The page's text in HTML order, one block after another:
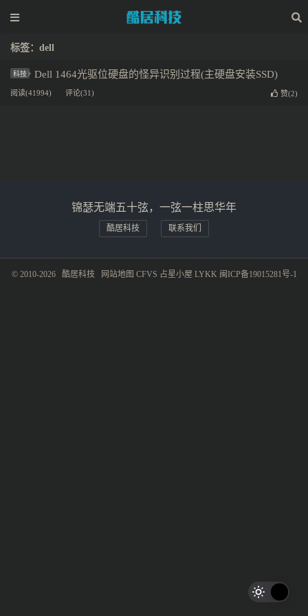
标签：dell
科技 Dell 1464光驱位硬盘的怪异识别过程(主硬盘安装SSD)
阅读(41994) 评论(31) 赞(2)
锦瑟无端五十弦，一弦一柱思华年
酷居科技 联系我们
© 2010-2026 酷居科技 网站地图 CFVS 占星小屋 LYKK 闽ICP备19015281号-1